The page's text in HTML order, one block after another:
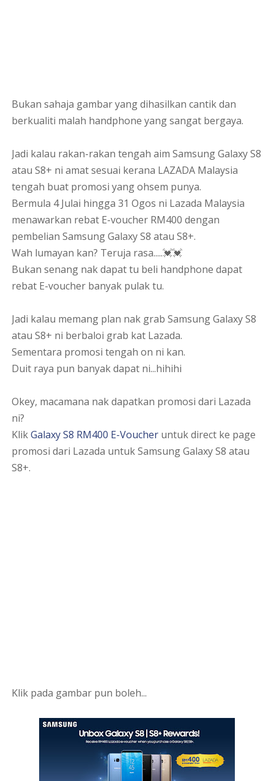
Bukan sahaja gambar yang dihasilkan cantik dan
berkualiti malah handphone yang sangat bergaya.
Jadi kalau rakan-rakan tengah aim Samsung Galaxy S8
atau S8+ ni amat sesuai kerana LAZADA Malaysia
tengah buat promosi yang ohsem punya.
Bermula 4 Julai hingga 31 Ogos ni Lazada Malaysia
menawarkan rebat E-voucher RM400 dengan
pembelian Samsung Galaxy S8 atau S8+.
Wah lumayan kan? Teruja rasa.....💓💓
Bukan senang nak dapat tu beli handphone dapat
rebat E-voucher banyak pulak tu.
Jadi kalau memang plan nak grab Samsung Galaxy S8
atau S8+ ni berbaloi grab kat Lazada.
Sementara promosi tengah on ni kan.
Duit raya pun banyak dapat ni...hihihi
Okey, macamana nak dapatkan promosi dari Lazada
ni?
KlikGalaxy S8 RM400 E-Voucher untuk direct ke page
promosi dari Lazada untuk Samsung Galaxy S8 atau
S8+.
Klik pada gambar pun boleh...